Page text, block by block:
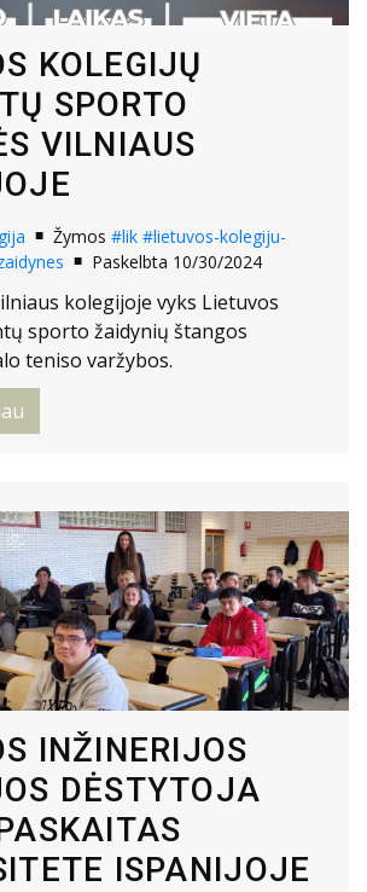
KOLEGIJŲ
SPORTO
VILNIAUS
Žymos #lik #lietuvos-kolegiju-
Paskelbta 10/30/2024
kolegijoje vyks Lietuvos
sporto žaidynių štangos
teniso varžybos.
INŽINERIJOS
DĖSTYTOJA
ISPANIJOJE